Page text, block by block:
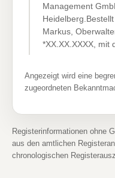
Management
Markus,
*XX.XX.XXXX, mit
Angezeigt wird eine
zugeordneten
Registerinformationen ohne
aus den amtlichen
chronologischen